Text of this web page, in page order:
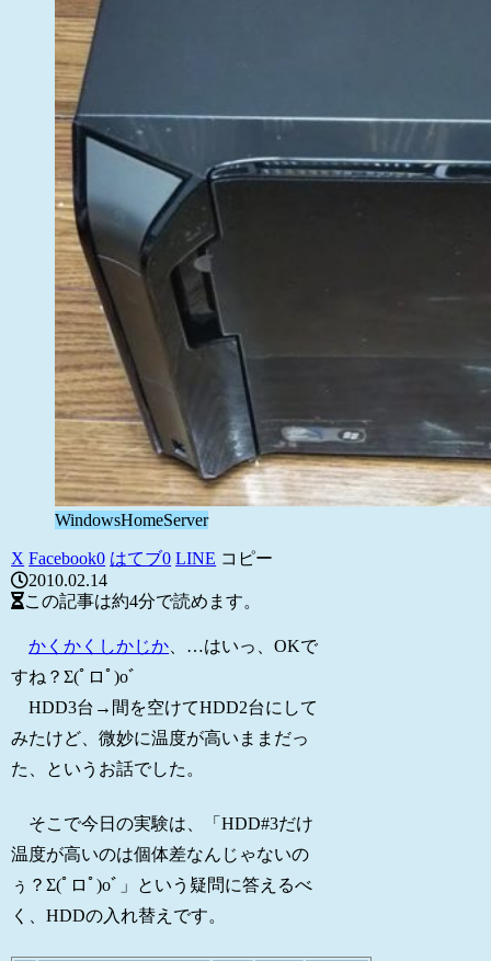
WindowsHomeServer
X Facebook0 はてブ0 LINE コピー
2010.02.14
この記事は約4分で読めます。
かくかくしかじか 、…はいっ、OKで
すね？Σ(ﾟロﾟ)oﾞ
HDD3台→間を空けてHDD2台にして
みたけど、微妙に温度が高いままだっ
た、というお話でした。
そこで今日の実験は、「HDD#3だけ
温度が高いのは個体差なんじゃないの
ぅ？Σ(ﾟロﾟ)oﾞ」という疑問に答えるべ
く、HDDの入れ替えです。